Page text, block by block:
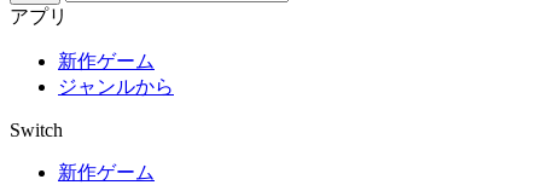
アプリ
新作ゲーム
ジャンルから
Switch
新作ゲーム